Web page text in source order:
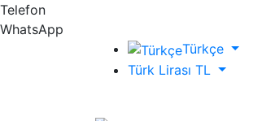
Telefon
WhatsApp
Türkçe
Türk Lirası TL